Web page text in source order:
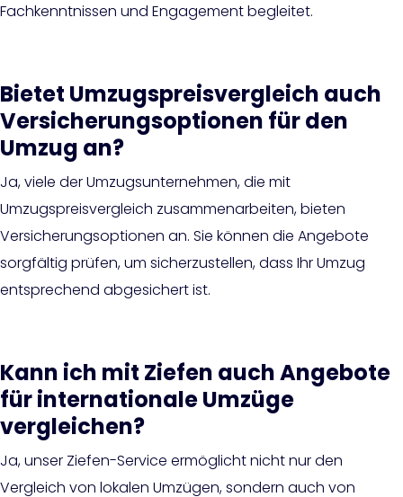
Fachkenntnissen und Engagement begleitet.
Bietet Umzugspreisvergleich auch
Versicherungsoptionen für den
Umzug an?
Ja, viele der Umzugsunternehmen, die mit
Umzugspreisvergleich zusammenarbeiten, bieten
Versicherungsoptionen an. Sie können die Angebote
sorgfältig prüfen, um sicherzustellen, dass Ihr Umzug
entsprechend abgesichert ist.
Kann ich mit Ziefen auch Angebote
für internationale Umzüge
vergleichen?
Ja, unser Ziefen-Service ermöglicht nicht nur den
Vergleich von lokalen Umzügen, sondern auch von